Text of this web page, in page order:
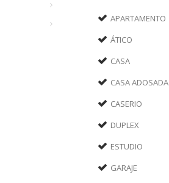
APARTAMENTO
ÁTICO
CASA
CASA ADOSADA
CASERIO
DUPLEX
ESTUDIO
GARAJE